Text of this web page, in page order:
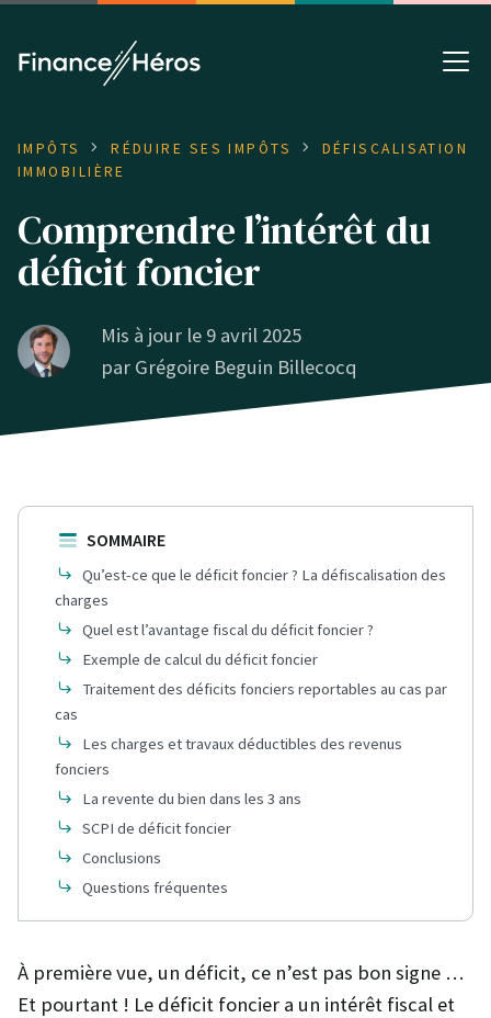
IMPÔTS RÉDUIRE SES IMPÔTS
DÉFISCALISATION
IMMOBILIÈRE
Comprendre l’intérêt du
déficit foncier
Mis à jour le 9 avril 2025
par Grégoire Beguin Billecocq
SOMMAIRE
Qu’est-ce que le déficit foncier ? La défiscalisation des
charges
Quel est l’avantage fiscal du déficit foncier ?
Exemple de calcul du déficit foncier
Traitement des déficits fonciers reportables au cas par
cas
Les charges et travaux déductibles des revenus
fonciers
La revente du bien dans les 3 ans
SCPI de déficit foncier
Conclusions
Questions fréquentes
À première vue, un déficit, ce n’est pas bon signe …
Et pourtant ! Le déficit foncier a un intérêt fiscal et